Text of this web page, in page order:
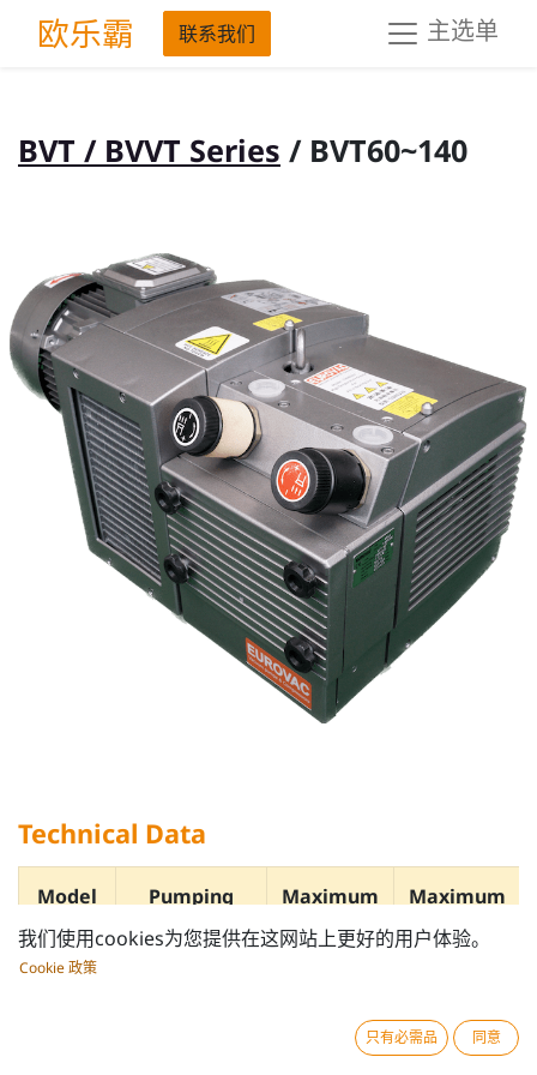
欧乐霸 联系我们 主选单
BVT / BVVT Series / BVT60~140
Technical Data
Model
Pumping
speed
m³/h
Maximum
Vacuum
bar
Maximum
Pressure
bar
我们使用cookies为您提供在这网站上更好的用户体验。
Cookie 政策
只有必需品 同意